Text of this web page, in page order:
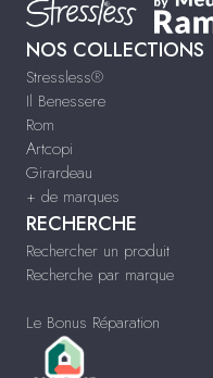
NOS COLLECTIONS
Stressless®
Il Benessere
Rom
Artcopi
Girardeau
+ de marques
RECHERCHE
Rechercher un produit
Recherche par marque
Le Bonus Réparation